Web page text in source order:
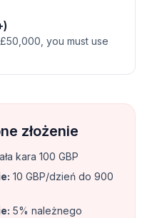
you must use
złożenie
kara 100 GBP
: 10 GBP/dzień do 900
: 5% należnego